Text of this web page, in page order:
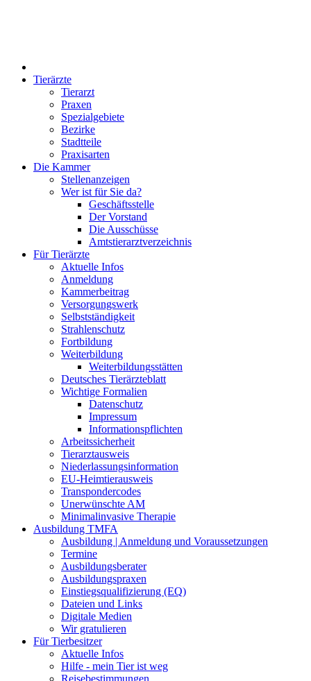
Tierärzte
Tierarzt
Praxen
Spezialgebiete
Bezirke
Stadtteile
Praxisarten
Die Kammer
Stellenanzeigen
Wer ist für Sie da?
Geschäftsstelle
Der Vorstand
Die Ausschüsse
Amtstierarztverzeichnis
Für Tierärzte
Aktuelle Infos
Anmeldung
Kammerbeitrag
Versorgungswerk
Selbstständigkeit
Strahlenschutz
Fortbildung
Weiterbildung
Weiterbildungsstätten
Deutsches Tierärzteblatt
Wichtige Formalien
Datenschutz
Impressum
Informationspflichten
Arbeitssicherheit
Tierarztausweis
Niederlassungsinformation
EU-Heimtierausweis
Transpondercodes
Unerwünschte AM
Minimalinvasive Therapie
Ausbildung TMFA
Ausbildung | Anmeldung und Voraussetzungen
Termine
Ausbildungsberater
Ausbildungspraxen
Einstiegsqualifizierung (EQ)
Dateien und Links
Digitale Medien
Wir gratulieren
Für Tierbesitzer
Aktuelle Infos
Hilfe - mein Tier ist weg
Reisebestimmungen